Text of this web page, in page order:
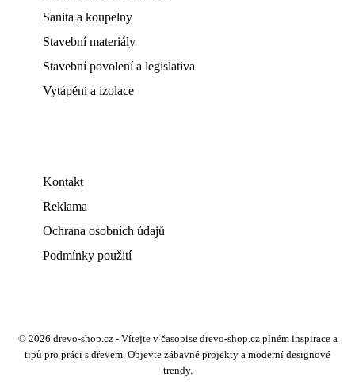
Sanita a koupelny
Stavební materiály
Stavební povolení a legislativa
Vytápění a izolace
Kontakt
Reklama
Ochrana osobních údajů
Podmínky použití
© 2026 drevo-shop.cz - Vítejte v časopise drevo-shop.cz plném inspirace a
tipů pro práci s dřevem. Objevte zábavné projekty a moderní designové
trendy.